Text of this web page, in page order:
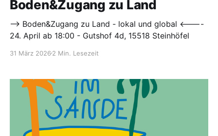
Boden&Zugang zu Land
—> Boden&Zugang zu Land - lokal und global <----
24. April ab 18:00 - Gutshof 4d, 15518 Steinhöfel
31 März 2026 2 Min. Lesezeit